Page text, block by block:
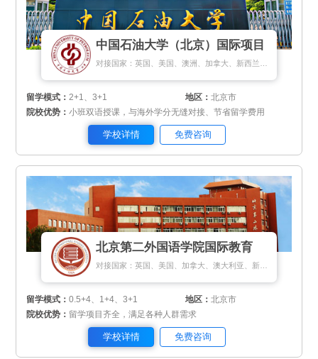
中国石油大学（北京）国际项目
留学模式： 2+1、3+1 地区：北京市
院校优势：小班双语授课，与海外学分无缝对接、节省留学费用
学校详情 免费咨询
北京第二外国语学院国际教育
对接国家：英国、美国、加拿大、澳大利亚、新加坡、马来西亚、日本、韩国、德国、瑞士
留学模式：0.5+4、1+4、3+1 地区：北京市
院校优势： 留学项目齐全，满足各种人群需求
学校详情 免费咨询